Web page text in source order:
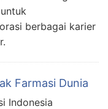
berbagai karier
Farmasi Dunia
Indonesia